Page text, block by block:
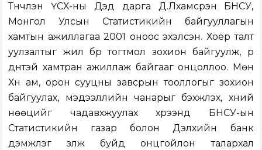
Түүнчлэн ҮСХ-ны Дэд дарга Д.Лхамсүрэн БНСУ,
Монгол Улсын Статистикийн байгууллагын
хамтын ажиллагаа 2001 оноос эхэлсэн. Хоёр талт
уулзалтыг жил бүр тогтмол зохион байгуулж, үр
дүнтэй хамтран ажиллаж байгааг онцоллоо. Мөн
Хүн ам, орон сууцны завсрын тооллогыг зохион
байгуулах, мэдээллийн чанарыг бэхжүүлэх, хүний
нөөцийг чадавхжуулах хүрээнд БНСУ-ын
Статистикийн газар болон Дэлхийн банк
дэмжлэг үзүүлж буйд онцгойлон талархал